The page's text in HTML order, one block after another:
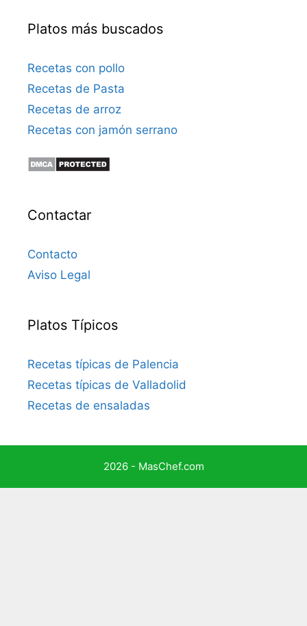
Platos más buscados
Recetas con pollo
Recetas de Pasta
Recetas de arroz
Recetas con jamón serrano
Contactar
Contacto
Aviso Legal
Platos Típicos
Recetas típicas de Palencia
Recetas típicas de Valladolid
Recetas de ensaladas
2026 - MasChef.com